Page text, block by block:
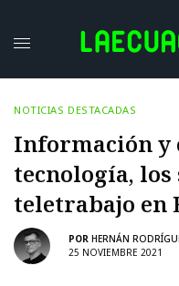
NOTICIAS DESTACADAS
Información y
tecnología, los
teletrabajo en
POR HERNÁN
25 NOVIEMBRE 2021